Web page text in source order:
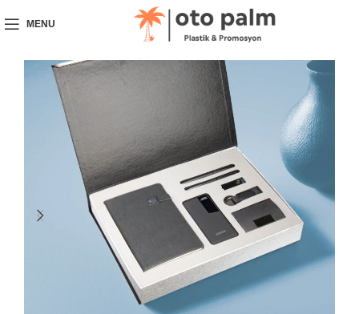
MENU